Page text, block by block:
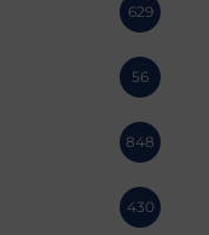
629
56
848
430